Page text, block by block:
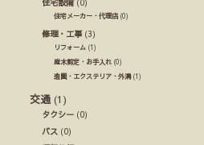
住宅設備(0)
住宅メーカー・代理店 (0)
修理・工事(3)
リフォーム (1)
庭木剪定・お手入れ (0)
造園・エクステリア・外溝(1)
交通 (1)
タクシー (0)
バス (0)